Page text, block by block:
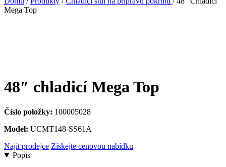
Mega Top
48″ chladicí Mega Top
Číslo položky: 100005028
Model: UCMT148-SS61A
Najít prodejce Získejte cenovou nabídku
Popis